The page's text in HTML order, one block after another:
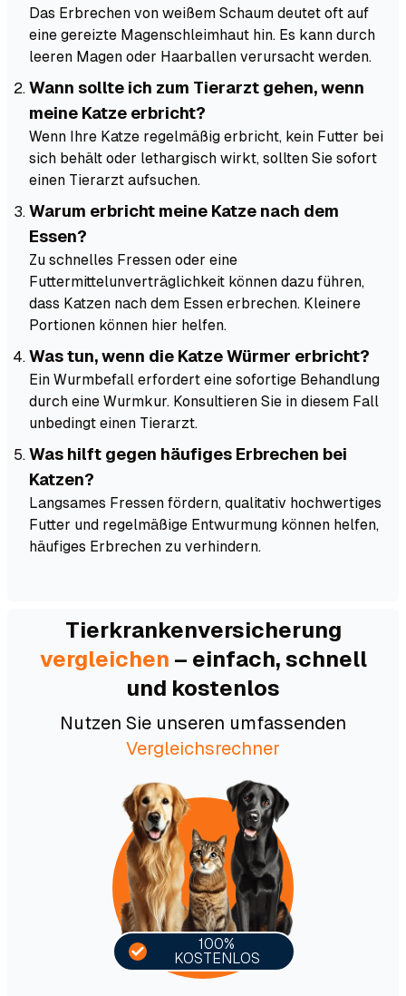
Das Erbrechen von weißem Schaum deutet oft auf
eine gereizte Magenschleimhaut hin. Es kann durch
leeren Magen oder Haarballen verursacht werden.
Wann sollte ich zum Tierarzt gehen, wenn
meine Katze erbricht?
Wenn Ihre Katze regelmäßig erbricht, kein Futter bei
sich behält oder lethargisch wirkt, sollten Sie sofort
einen Tierarzt aufsuchen.
Warum erbricht meine Katze nach dem
Essen?
Zu schnelles Fressen oder eine
Futtermittelunverträglichkeit können dazu führen,
dass Katzen nach dem Essen erbrechen. Kleinere
Portionen können hier helfen.
Was tun, wenn die Katze Würmer erbricht?
Ein Wurmbefall erfordert eine sofortige Behandlung
durch eine Wurmkur. Konsultieren Sie in diesem Fall
unbedingt einen Tierarzt.
Was hilft gegen häufiges Erbrechen bei
Katzen?
Langsames Fressen fördern, qualitativ hochwertiges
Futter und regelmäßige Entwurmung können helfen,
häufiges Erbrechen zu verhindern.
Tierkranken­versicherung
vergleichen – einfach, schnell
und kostenlos
Nutzen Sie unseren umfassenden
Vergleichsrechner
100%
KOSTENLOS